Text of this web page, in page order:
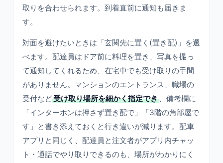
取りを合わせられます。到着直前に通知も届きま
す。
対面を避けたいときは「玄関先に置く(置き配)」を選
べます。配達員はドア前に料理を置き、写真を撮っ
て通知してくれるため、在宅中でも受け取りの手間
がありません。マンションのエントランス、職場の
受付など受け取り場所を細かく指定でき 、備考欄に
「インターホンは押さず置き配で」「3階の角部屋で
す」と書き添えておくと行き違いが減ります。配車
アプリと同じく、配達員と注文者がアプリ内チャッ
ト・通話でやり取りできるのも、場所がわかりにく